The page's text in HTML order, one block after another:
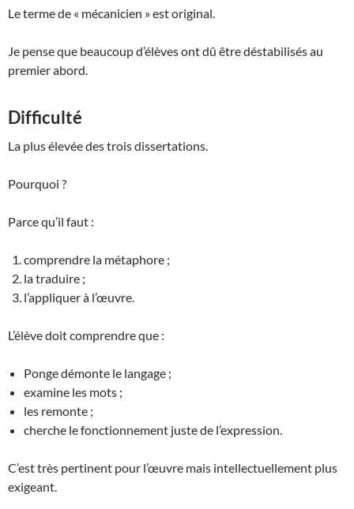
Le terme de « mécanicien » est original.
Je pense que beaucoup d’élèves ont dû être déstabilisés au
premier abord.
Difficulté
La plus élevée des trois dissertations.
Pourquoi ?
Parce qu’il faut :
comprendre la métaphore ;
la traduire ;
l’appliquer à l’œuvre.
L’élève doit comprendre que :
Ponge démonte le langage ;
examine les mots ;
les remonte ;
cherche le fonctionnement juste de l’expression.
C’est très pertinent pour l’œuvre mais intellectuellement plus
exigeant.